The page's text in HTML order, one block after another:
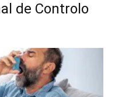
de Controlo